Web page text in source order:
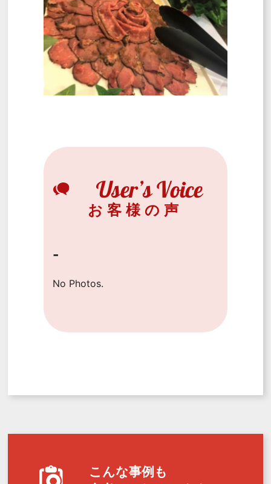
お客様の声
-
No Photos.
こんな事例も